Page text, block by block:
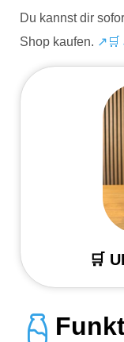
Du kannst dir
Shop kaufen. ↗🛒
🛒